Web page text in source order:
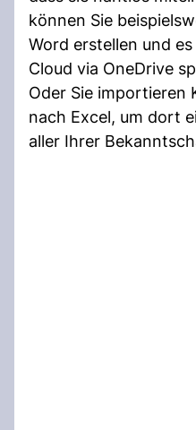
können Sie
Word erstellen und
Cloud via OneDrive
Oder Sie importieren
nach Excel, um dort
aller Ihrer